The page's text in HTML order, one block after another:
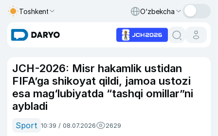
Toshkent O‘zbekcha
JCH-2026: Misr hakamlik ustidan
FIFA’ga shikoyat qildi, jamoa ustozi
esa mag‘lubiyatda “tashqi omillar”ni
aybladi
Sport 10:39 / 08.07.2026 2629